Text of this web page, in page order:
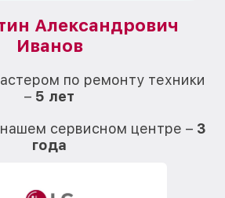
Александрович
Иванов
по ремонту техники
– 5 лет
сервисном центре – 3
года